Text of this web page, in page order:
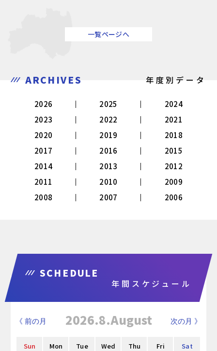
一覧ページへ
ARCHIVES 年度別データ
2026 2025
2024
2023
2022
2021
2020
2019
2018
2017
2016
2015
2014
2013
2012
2011
2010
2009
2008
2007 2006
SCHEDULE
年間スケジュール
《 前の月 次の月 》
2026.8.August
Sun Mon Tue Wed Thu Fri
Sat